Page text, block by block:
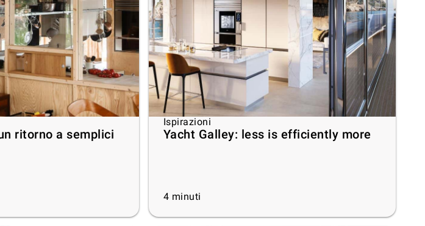
ritorno a semplici
Ispirazioni
Yacht Galley: less is efficiently more
4 minuti